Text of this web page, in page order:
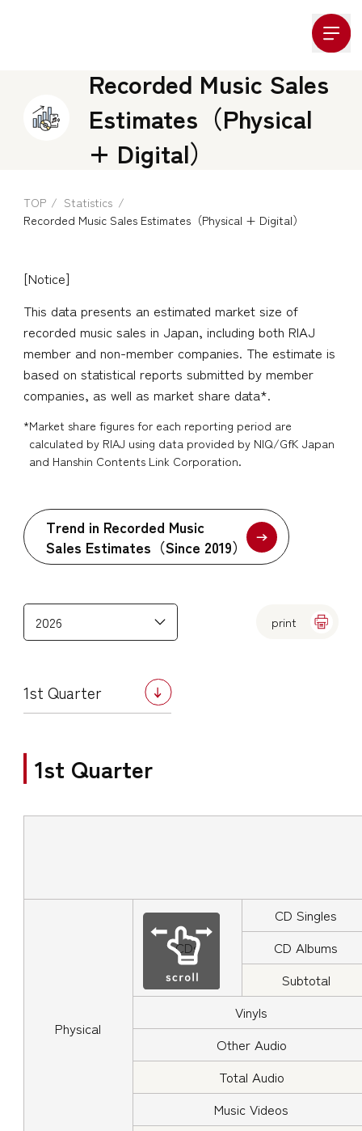
Recorded Music Sales
Estimates（Physical
+ Digital）
TOP
Statistics
Recorded Music Sales Estimates（Physical + Digital）
[Notice]
This data presents an estimated market size of
recorded music sales in Japan, including both RIAJ
member and non-member companies. The estimate is
based on statistical reports submitted by member
companies, as well as market share data*.
*Market share figures for each reporting period are
calculated by RIAJ using data provided by NIQ/GfK Japan
and Hanshin Contents Link Corporation.
Trend in Recorded Music
Sales Estimates（Since 2019）
print
1st Quarter
1st Quarter
Physical
CDs
CD Singles
CD Albums
Subtotal
Vinyls
Other Audio
Total Audio
Music Videos